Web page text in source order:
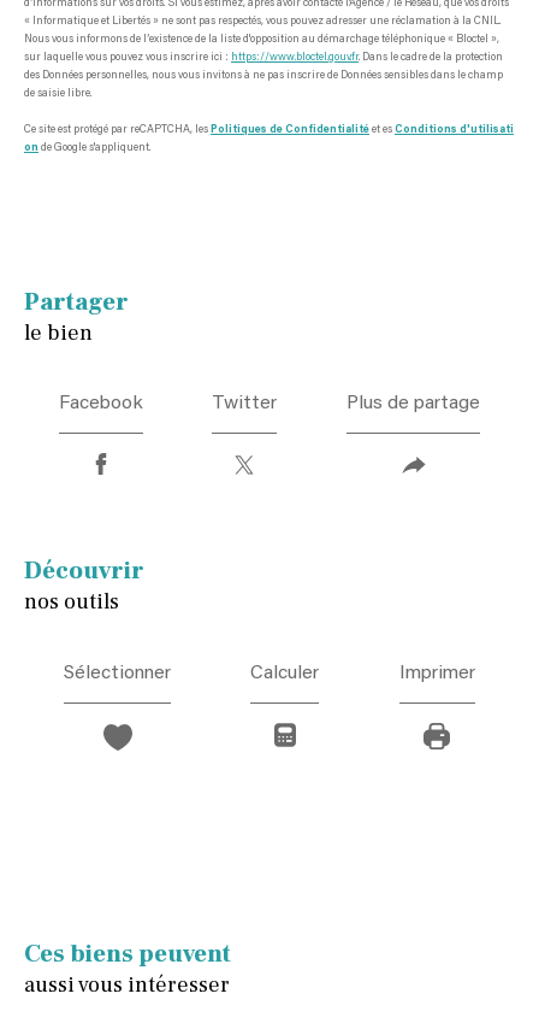
d’informations sur vos droits. Si vous estimez, après avoir contacté l'Agence / le Réseau, que vos droits
« Informatique et Libertés » ne sont pas respectés, vous pouvez adresser une réclamation à la CNIL.
Nous vous informons de l’existence de la liste d'opposition au démarchage téléphonique « Bloctel »,
sur laquelle vous pouvez vous inscrire ici : https://www.bloctel.gouv.fr. Dans le cadre de la protection
des Données personnelles, nous vous invitons à ne pas inscrire de Données sensibles dans le champ
de saisie libre.
Ce site est protégé par reCAPTCHA, les Politiques de Confidentialité et es Conditions d'utilisati
on de Google s'appliquent.
partager
le bien
Facebook Twitter Plus de partage
découvrir
nos outils
Sélectionner Calculer Imprimer
Ces biens peuvent
aussi vous intéresser